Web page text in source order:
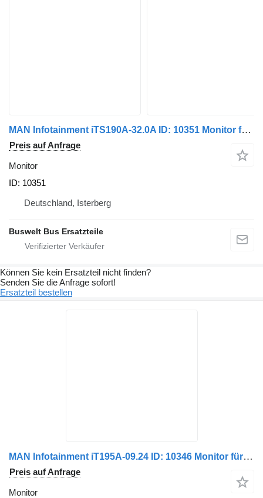
MAN Infotainment iTS190A-32.0A ID: 10351 Monitor für Mercedes-Benz Citaro 2 Bus
Preis auf Anfrage
Monitor
ID: 10351
Deutschland, Isterberg
Buswelt Bus Ersatzteile
Können Sie kein Ersatzteil nicht finden?
Senden Sie die Anfrage sofort!
Ersatzteil bestellen
MAN Infotainment iT195A-09.24 ID: 10346 Monitor für Mercedes-Benz Citaro 2 Bus
Preis auf Anfrage
Monitor